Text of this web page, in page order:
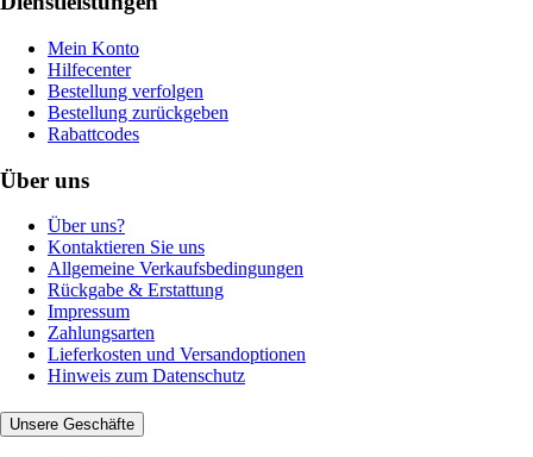
Mein Konto
Hilfecenter
Bestellung verfolgen
Bestellung zurückgeben
Rabattcodes
Über uns
Über uns?
Kontaktieren Sie uns
Allgemeine Verkaufsbedingungen
Rückgabe & Erstattung
Impressum
Zahlungsarten
Lieferkosten und Versandoptionen
Hinweis zum Datenschutz
Unsere Geschäfte